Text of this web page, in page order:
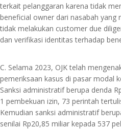
terkait pelanggaran karena tidak
beneficial owner dari nasabah yang
tidak melakukan customer due
dan verifikasi identitas terhadap
C. Selama 2023, OJK telah
pemeriksaan kasus di pasar modal
Sanksi administratif berupa denda
1 pembekuan izin, 73 perintah
Kemudian sanksi administratif
senilai Rp20,85 miliar kepada 537